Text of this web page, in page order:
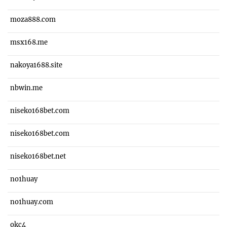
moza888.com
msx168.me
nakoya1688.site
nbwin.me
niseko168bet.com
niseko168bet.com
niseko168bet.net
no1huay
no1huay.com
okc4